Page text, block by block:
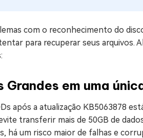
com o reconhecimento do
para recuperar seus arquivos.
em uma
após a atualização KB5063878
transferir mais de 50GB de
há um risco maior de falhas e